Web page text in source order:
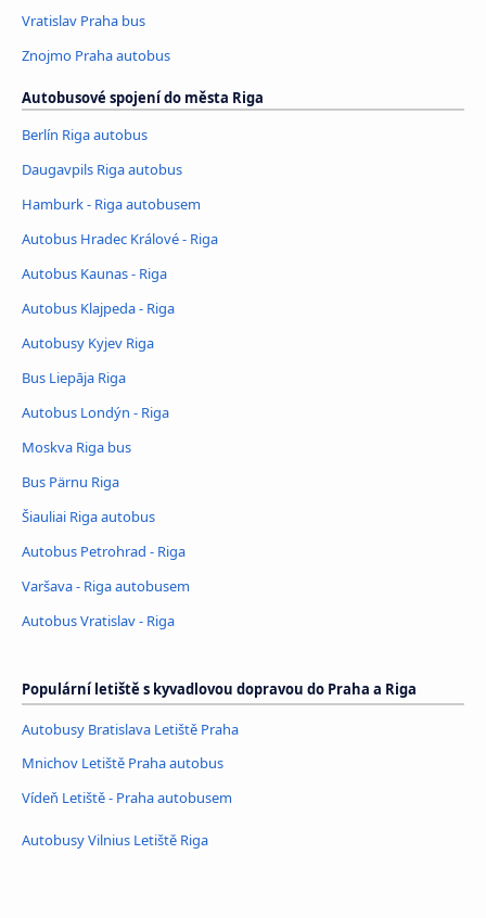
Vratislav Praha bus
Znojmo Praha autobus
Autobusové spojení do města Riga
Berlín Riga autobus
Daugavpils Riga autobus
Hamburk - Riga autobusem
Autobus Hradec Králové - Riga
Autobus Kaunas - Riga
Autobus Klajpeda - Riga
Autobusy Kyjev Riga
Bus Liepāja Riga
Autobus Londýn - Riga
Moskva Riga bus
Bus Pärnu Riga
Šiauliai Riga autobus
Autobus Petrohrad - Riga
Varšava - Riga autobusem
Autobus Vratislav - Riga
Populární letiště s kyvadlovou dopravou do Praha a Riga
Autobusy Bratislava Letiště Praha
Mnichov Letiště Praha autobus
Vídeň Letiště - Praha autobusem
Autobusy Vilnius Letiště Riga